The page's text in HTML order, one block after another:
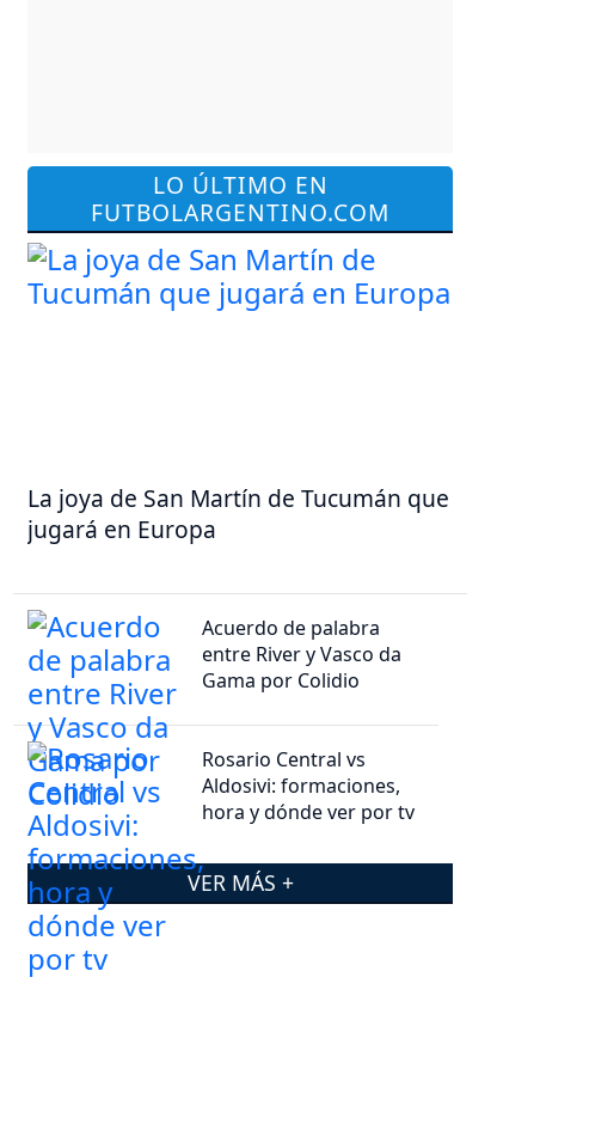
LO ÚLTIMO EN
FUTBOLARGENTINO.COM
La joya de San Martín de Tucumán que
jugará en Europa
Acuerdo de palabra
entre River y Vasco da
Gama por Colidio
Rosario Central vs
Aldosivi: formaciones,
hora y dónde ver por tv
VER MÁS +